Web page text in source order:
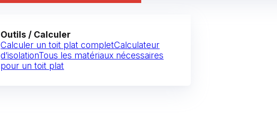
Outils / Calculer
Calculer un toit plat completCalculateur
d’isolationTous les matériaux nécessaires
pour un toit plat